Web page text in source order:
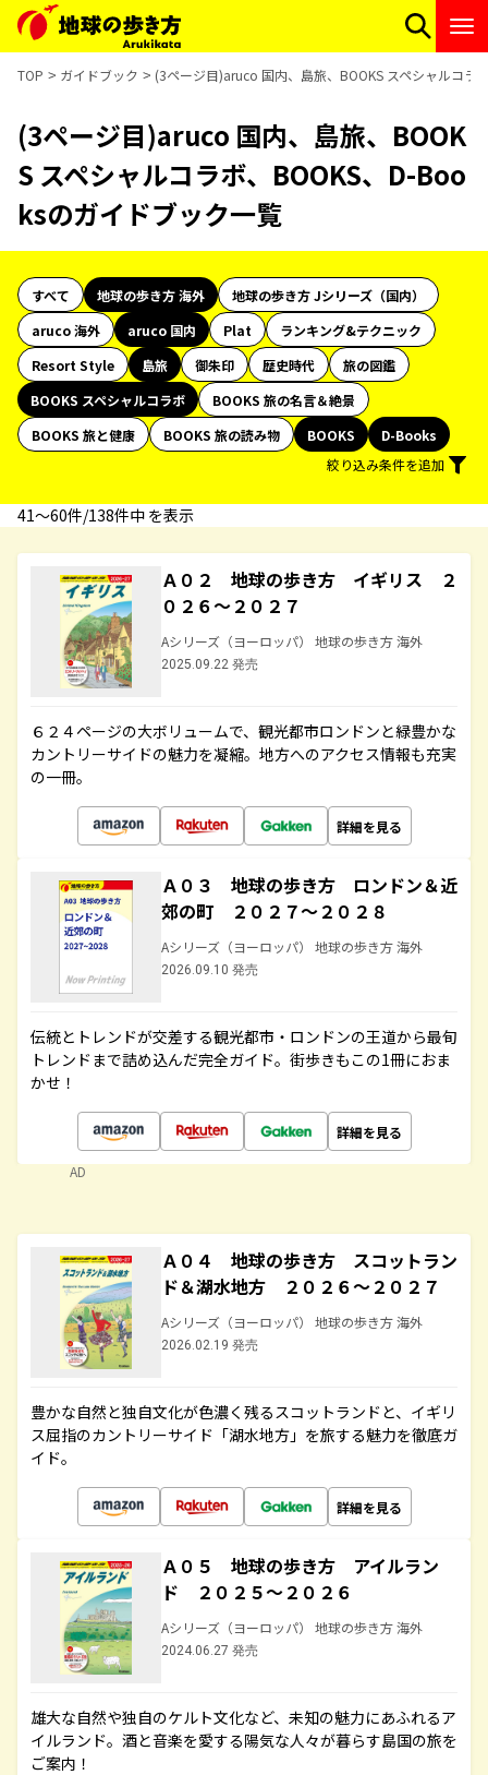
TOP ガイドブック (3ページ目)aruco 国内、島旅、BOOKS スペシャルコラ
(3ページ目)aruco 国内、島旅、BOOK
S スペシャルコラボ、BOOKS、D-Boo
ksのガイドブック一覧
すべて 地球の歩き方 海外
地球の歩き方 Jシリーズ（国内）
aruco 海外
aruco 国内 Plat
ランキング&テクニック
Resort Style
島旅 御朱印 歴史時代
旅の図鑑
BOOKS スペシャルコラボ
BOOKS 旅の名言＆絶景
BOOKS 旅と健康
BOOKS 旅の読み物 BOOKS
D-Books
絞り込み条件を追加
41〜60件/138件中 を表示
Ａ０２ 地球の歩き方 イギリス ２
０２６～２０２７
Aシリーズ（ヨーロッパ） 地球の歩き方 海外
2025.09.22 発売
６２４ページの大ボリュームで、観光都市ロンドンと緑豊かな
カントリーサイドの魅力を凝縮。地方へのアクセス情報も充実
の一冊。
詳細を見る
Ａ０３ 地球の歩き方 ロンドン＆近
郊の町 ２０２７～２０２８
Aシリーズ（ヨーロッパ） 地球の歩き方 海外
2026.09.10 発売
伝統とトレンドが交差する観光都市・ロンドンの王道から最旬
トレンドまで詰め込んだ完全ガイド。街歩きもこの1冊におま
かせ！
詳細を見る
AD
Ａ０４ 地球の歩き方 スコットラン
ド＆湖水地方 ２０２６～２０２７
Aシリーズ（ヨーロッパ） 地球の歩き方 海外
2026.02.19 発売
豊かな自然と独自文化が色濃く残るスコットランドと、イギリ
ス屈指のカントリーサイド「湖水地方」を旅する魅力を徹底ガ
イド。
詳細を見る
Ａ０５ 地球の歩き方 アイルラン
ド ２０２５～２０２６
Aシリーズ（ヨーロッパ） 地球の歩き方 海外
2024.06.27 発売
雄大な自然や独自のケルト文化など、未知の魅力にあふれるア
イルランド。酒と音楽を愛する陽気な人々が暮らす島国の旅を
ご案内！